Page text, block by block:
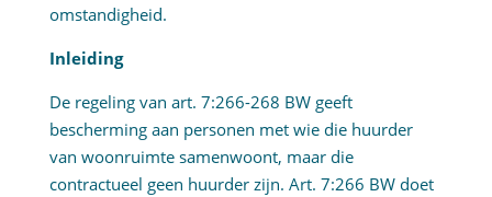
omstandigheid.
Inleiding
De regeling van art. 7:266-268 BW geeft
bescherming aan personen met wie die huurder
van woonruimte samenwoont, maar die
contractueel geen huurder zijn. Art. 7:266 BW doet